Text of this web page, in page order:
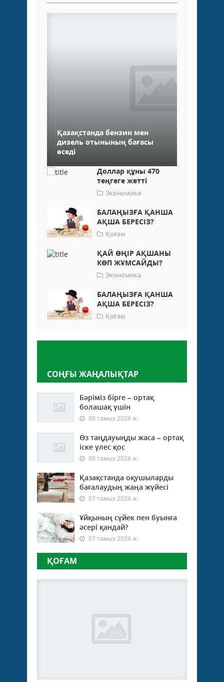
Қазақстанда бензин мен
дизель отынының бағасы
өседі
Доллар құны 470
теңгеге жетті
Экономика
БАЛАҢЫЗҒА ҚАНША
АҚША БЕРЕСІЗ?
Қоғам
ҚАЙ ӨҢІР АҚШАНЫ
КӨП ЖҰМСАЙДЫ?
Экономика
БАЛАҢЫЗҒА ҚАНША
АҚША БЕРЕСІЗ?
Қоғам
СОҢҒЫ ЖАҢАЛЫҚТАР
Бәріміз бірге – ортақ
болашақ үшін
08 тамыз 2026 ж.
Өз таңдауыңды жаса – ортақ
іске үлес қос
08 тамыз 2026 ж.
Қазақстанда оқушыларды
бағалаудың жаңа жүйесі
07 тамыз 2026 ж.
Ұйқының сүйек пен буынға
әсері қандай?
07 тамыз 2026 ж.
ҚОҒАМ